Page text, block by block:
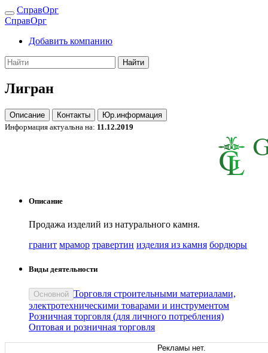
СправОрг
СправОрг
Добавить компанию
Найти
Лигран
Описание Контакты
Юр.информация
Информация актуальна на: 11.12.2019
Описание
Продажа изделий из натурального камня.
гранит мрамор травертин изделия из камня бордюры
Виды деятельности
Основной Торговля строительными материалами,
электротехническими товарами и инструментом
Розничная торговля (для личного потребления)
Оптовая и розничная торговля
Рекламы нет.